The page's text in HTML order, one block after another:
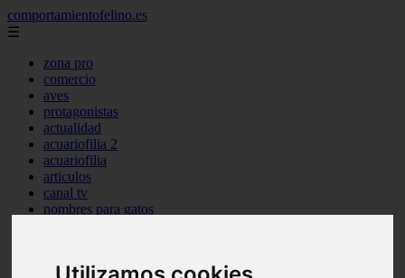
comportamientofelino.es
☰
zona pro
comercio
aves
protagonistas
actualidad
acuariofilia 2
acuariofilia
articulos
canal tv
nombres para gatos
zona pro